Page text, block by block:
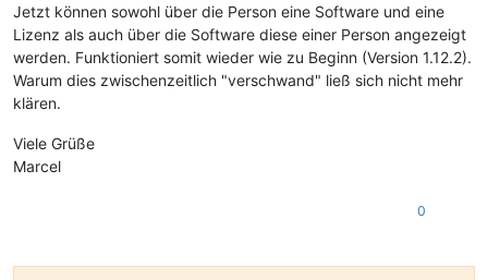
Jetzt können sowohl über die Person eine Software und eine
Lizenz als auch über die Software diese einer Person angezeigt
werden. Funktioniert somit wieder wie zu Beginn (Version 1.12.2).
Warum dies zwischenzeitlich "verschwand" ließ sich nicht mehr
klären.
Viele Grüße
Marcel
0